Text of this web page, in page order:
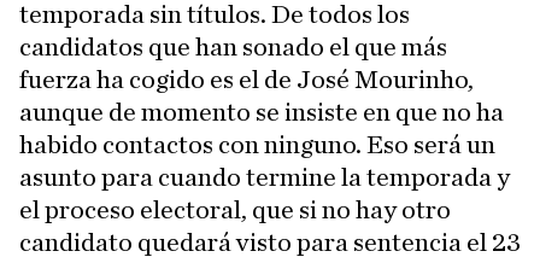
temporada sin títulos. De todos los
candidatos que han sonado el que más
fuerza ha cogido es el de José Mourinho,
aunque de momento se insiste en que no ha
habido contactos con ninguno. Eso será un
asunto para cuando termine la temporada y
el proceso electoral, que si no hay otro
candidato quedará visto para sentencia el 23